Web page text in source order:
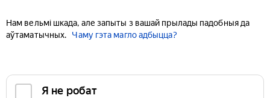
Нам вельмі шкада, але запыты з вашай прылады падобныя да
аўтаматычных.
Чаму гэта магло адбыцца?
Я не робат